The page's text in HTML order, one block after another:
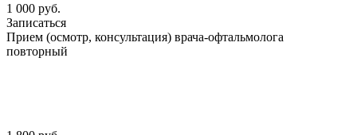
1 000 руб.
Записаться
Прием (осмотр, консультация) врача-офтальмолога
повторный